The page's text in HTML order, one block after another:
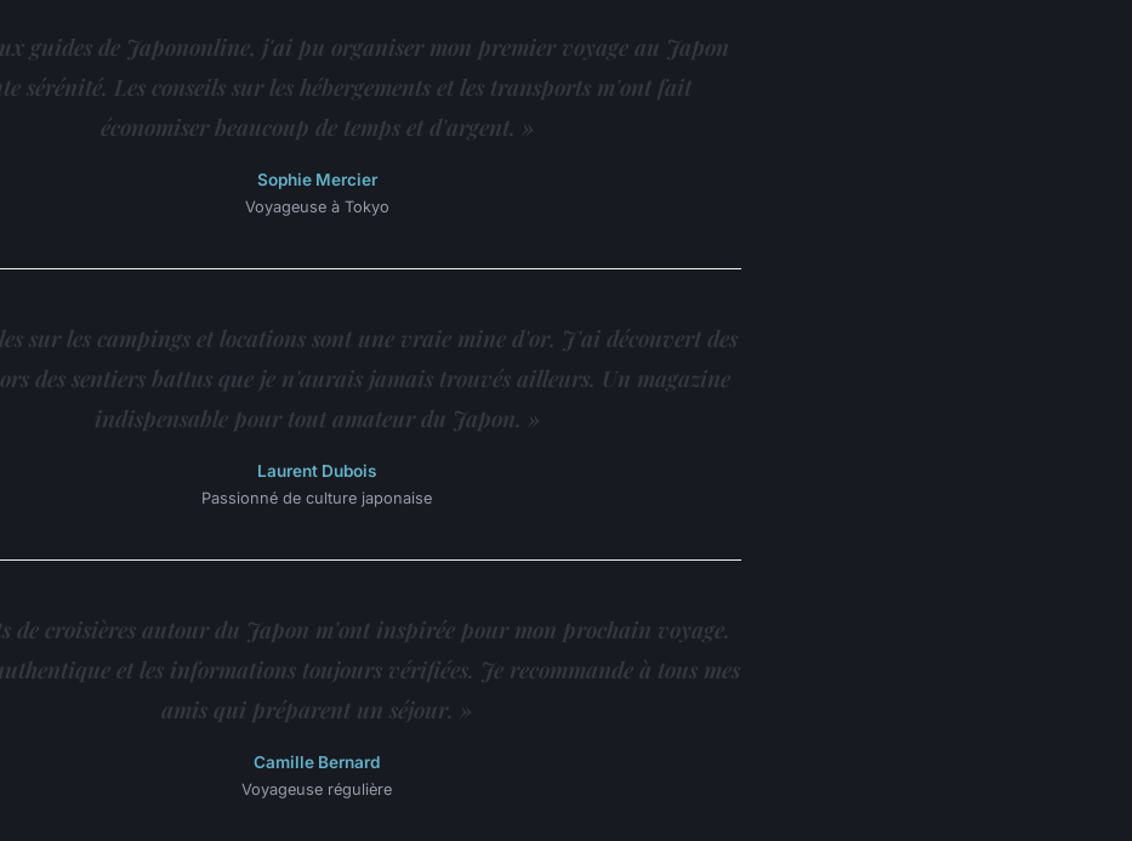
guides de Japononline, j'ai pu organiser mon premier voyage au Japon
sérénité. Les conseils sur les hébergements et les transports m'ont fait
économiser beaucoup de temps et d'argent. »
Sophie Mercier
Voyageuse à Tokyo
sur les campings et locations sont une vraie mine d'or. J'ai découvert des
des sentiers battus que je n'aurais jamais trouvés ailleurs. Un magazine
indispensable pour tout amateur du Japon. »
Laurent Dubois
Passionné de culture japonaise
de croisières autour du Japon m'ont inspirée pour mon prochain voyage.
et les informations toujours vérifiées. Je recommande à tous mes
amis qui préparent un séjour. »
Camille Bernard
Voyageuse régulière